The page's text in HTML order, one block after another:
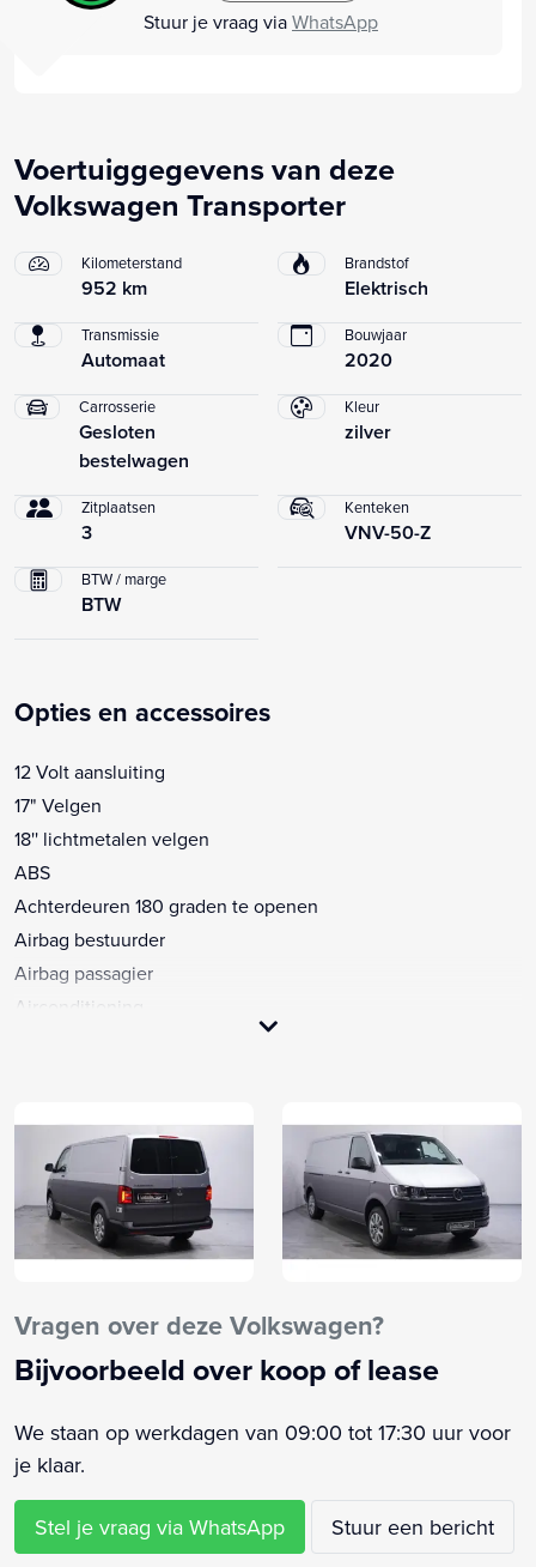
Stuur je vraag viaWhatsApp
Voertuiggegevens van deze
Volkswagen Transporter
Kilometerstand
952 km
Brandstof
Elektrisch
Transmissie
Automaat
Bouwjaar
2020
Carrosserie
Gesloten
bestelwagen
Kleur
zilver
Zitplaatsen
3
Kenteken
VNV-50-Z
BTW / marge
BTW
Opties en accessoires
12 Volt aansluiting
17" Velgen
18'' lichtmetalen velgen
ABS
Achterdeuren 180 graden te openen
Airbag bestuurder
Airbag passagier
Airconditioning
Buitenspiegels elektrisch verstelbaar en verwarmbaar
Centrale deurvergrendeling met afstandsbediening
Fabrieksgarantie
Getint glas
Parkeersensoren voor en achter
Radio
Stuurbekrachtiging
Stuur verstelbaar
Usb aansluiting
Voorruitverwarming
Vragen over deze Volkswagen?
Bijvoorbeeld over koop of lease
We staan op werkdagen van 09:00 tot 17:30 uur voor
je klaar.
Stel je vraag via WhatsApp Stuur een bericht